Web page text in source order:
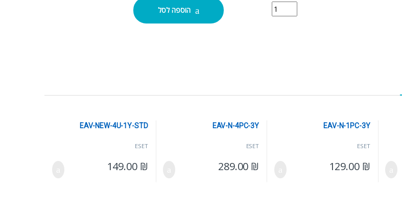
EAV-N-1PC-1Y quantity הוספה לסל
ESET
EAV-N-1PC-3Y
129.00 ₪
ESET
EAV-N-4PC-3Y
289.00 ₪
ESET
EAV-NEW-4U-1Y-STD
149.00 ₪